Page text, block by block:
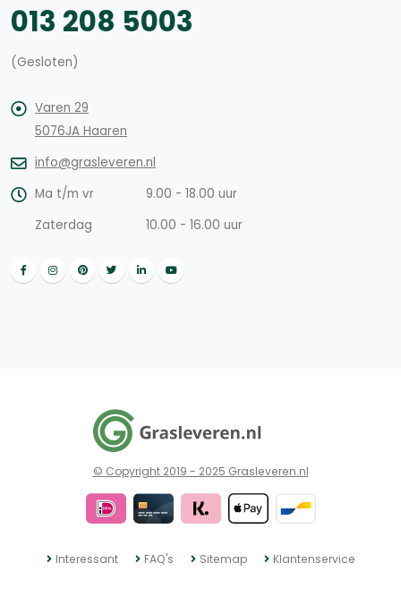
013 208 5003
(Gesloten)
Varen 29
5076JA Haaren
info@grasleveren.nl
Ma t/m vr
9.00 - 18.00 uur
Zaterdag
10.00 - 16.00 uur
© Copyright 2019 - 2025 Grasleveren.nl
Interessant FAQ's Sitemap Klantenservice